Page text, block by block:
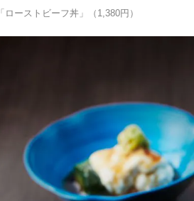
「ローストビーフ丼」（1,380円）